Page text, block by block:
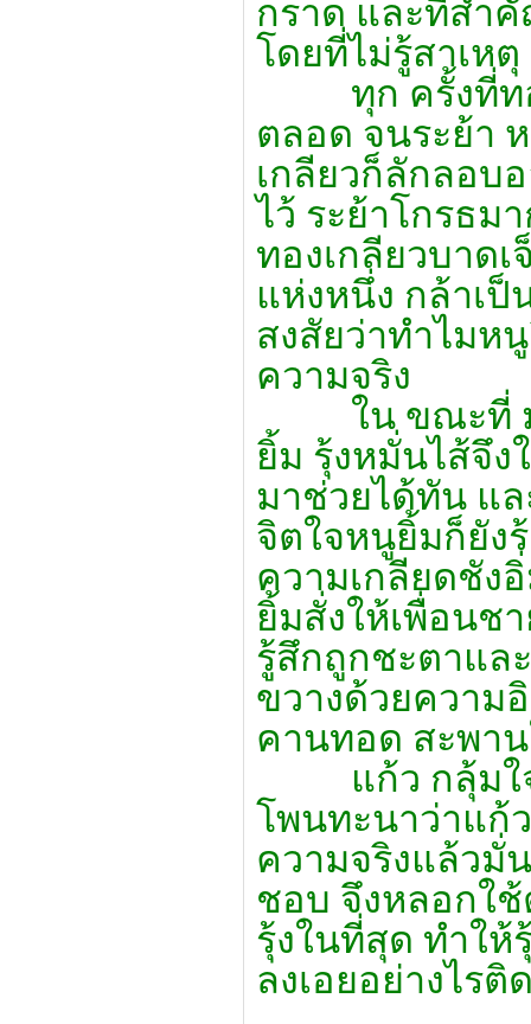
กราด และที่สำ
โดยที่ไม่รู้สาเหตุ
ทุก ครั้งที่ทอง
ตลอด จนระย้า
เกลียวก็ลักลอบ
ไว้ ระย้าโกรธม
ทองเกลียวบาด
แห่งหนึ่ง กล้าเ
สงสัยว่าทำไมห
ความจริง
ใน ขณะที่ มน
ยิ้ม รุ้งหมั่นไส้จึ
มาช่วยได้ทัน แ
จิตใจหนูยิ้มก็ยัง
ความเกลียดชั
ยิ้มสั่งให้เพื่อนช
รู้สึกถูกชะตาแ
ขวางด้วยความ
คานทอด สะพา
แก้ว กลุ้มใจ
โพนทะนาว่าแ
ความจริงแล้วมั่
ชอบ จึงหลอกใช้
รุ้งในที่สุด ทำให้
ลงเอยอย่างไร